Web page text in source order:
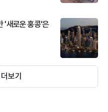
'새로운 홍콩'은
더보기